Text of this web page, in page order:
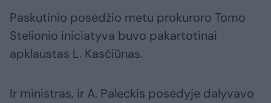
Paskutinio posėdžio metu prokuroro Tomo
Stelionio iniciatyva buvo pakartotinai
apklaustas L. Kasčiūnas.
Ir ministras, ir A. Paleckis posėdyje dalyvavo